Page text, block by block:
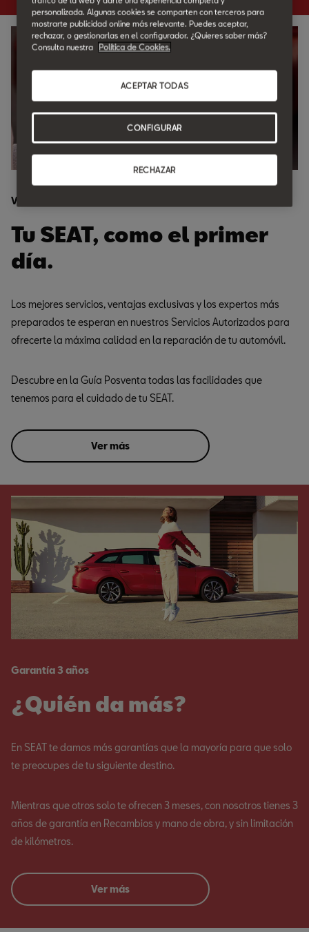
Ventajas
Tu SEAT, como el primer
día.
Los mejores servicios, ventajas exclusivas y los expertos más
preparados te esperan en nuestros Servicios Autorizados para
ofrecerte la máxima calidad en la reparación de tu automóvil.
Descubre en la Guía Posventa todas las facilidades que
tenemos para el cuidado de tu SEAT.
Ver más
Garantía 3 años
¿Quién da más?
En SEAT te damos más garantías que la mayoría para que solo
te preocupes de tu siguiente destino.
Mientras que otros solo te ofrecen 3 meses, con nosotros tienes 3
años de garantía en Recambios y mano de obra, y sin limitación
de kilómetros.
Ver más
personalizada. Algunas cookies se comparten con terceros para
mostrarte publicidad online más relevante. Puedes aceptar,
rechazar, o gestionarlas en el configurador. ¿Quieres saber más?
Consulta nuestra
Política de Cookies.
RECHAZAR
ACEPTAR TODAS
CONFIGURAR